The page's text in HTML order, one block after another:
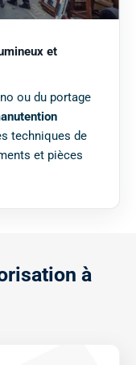
et
ou du portage
techniques de
et pièces
risation à